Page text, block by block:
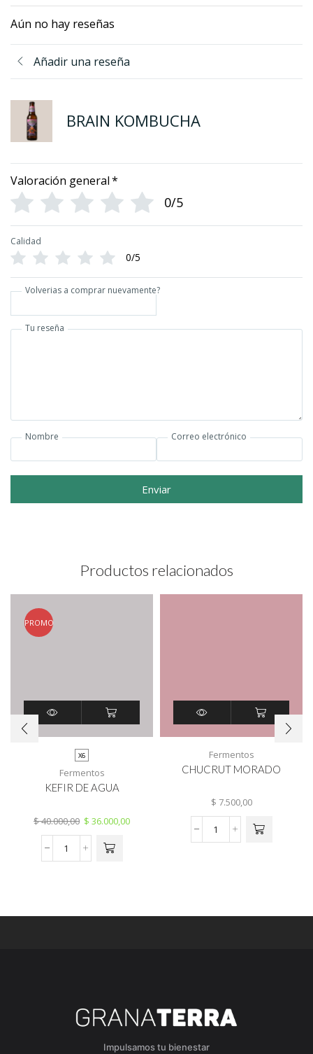
Aún no hay reseñas
Añadir una reseña
BRAIN KOMBUCHA
Valoración general*
0/5
Calidad
0/5
Volverias a comprar nuevamente?
Tu reseña
Nombre Correo electrónico
Enviar
Productos relacionados
PROMO
X6
Fermentos
KEFIR DE AGUA
$40.000,00 $ 36.000,00
Fermentos
CHUCRUT MORADO
$ 7.500,00
Impulsamos tu bienestar